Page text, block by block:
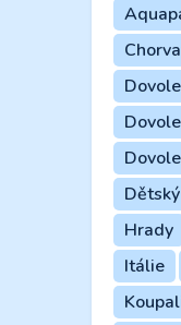
Hrady
Itálie